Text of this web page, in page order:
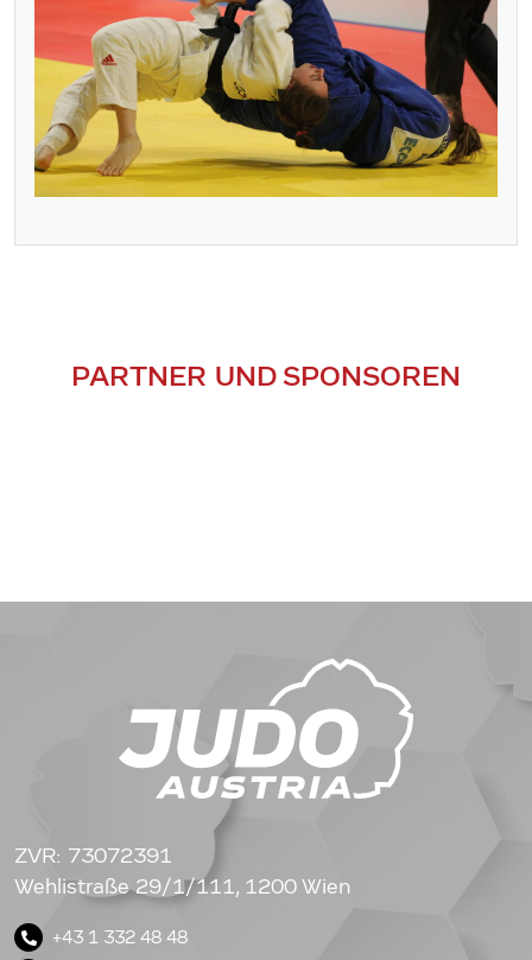
PARTNER UND SPONSOREN
ZVR: 73072391
Wehlistraße 29/1/111, 1200 Wien
+43 1 332 48 48